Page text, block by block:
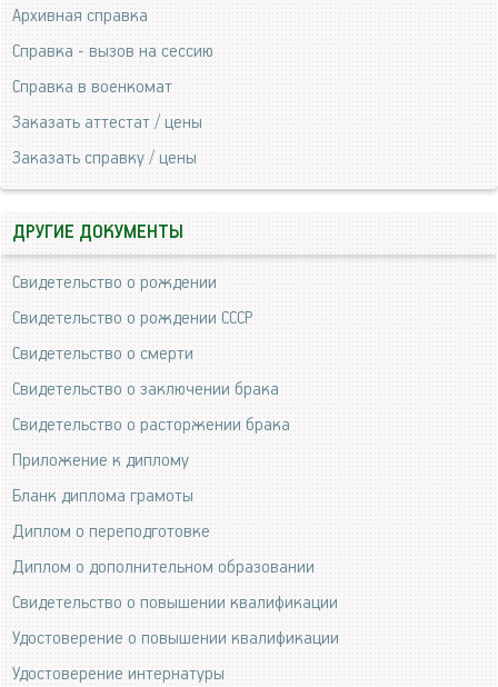
Архивная справка
Справка - вызов на сессию
Справка в военкомат
Заказать аттестат / цены
Заказать справку / цены
ДРУГИЕ ДОКУМЕНТЫ
Свидетельство о рождении
Свидетельство о рождении СССР
Свидетельство о смерти
Свидетельство о заключении брака
Свидетельство о расторжении брака
Приложение к диплому
Бланк диплома грамоты
Диплом о переподготовке
Диплом о дополнительном образовании
Свидетельство о повышении квалификации
Удостоверение о повышении квалификации
Удостоверение интернатуры